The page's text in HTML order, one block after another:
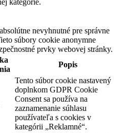
kategórie.
nevyhnutné pre správne
súbory cookie anonymne
prvky webovej stránky.
Popis
Tento súbor cookie nastavený
doplnkom GDPR Cookie
Consent sa používa na
zaznamenanie súhlasu
používateľa s cookies v
kategórii „Reklamné“.